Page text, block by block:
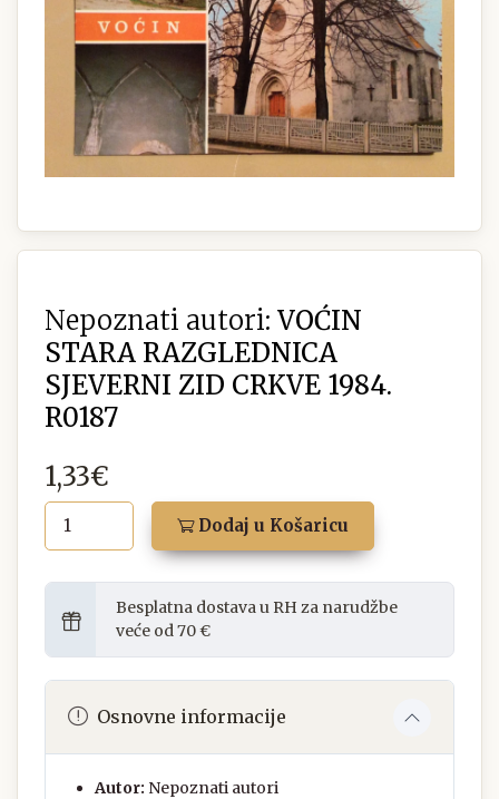
Nepoznati autori: VOĆIN
STARA RAZGLEDNICA
SJEVERNI ZID CRKVE 1984.
R0187
1,33€
Dodaj u Košaricu
Besplatna dostava u RH za narudžbe
veće od 70 €
Osnovne informacije
Autor: Nepoznati autori